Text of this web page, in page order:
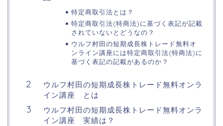
特定商取引法とは？
特定商取引法(特商法)に基づく表記が記載
されていないとどうなの？
ウルフ村田の短期成長株トレード無料オ
ンライン講座には特定商取引法(特商法)に
基づく表記の記載があるのか？
ウルフ村田の短期成長株トレード無料オンラ
イン講座 とは
ウルフ村田の短期成長株トレード無料オンラ
イン講座 実績は？